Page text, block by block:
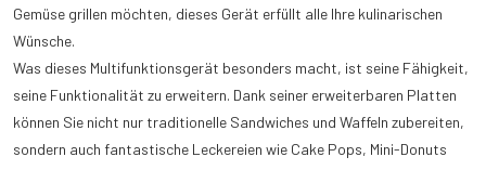
Gemüse grillen möchten, dieses Gerät erfüllt alle Ihre kulinarischen
Wünsche.
Was dieses Multifunktionsgerät besonders macht, ist seine Fähigkeit,
seine Funktionalität zu erweitern. Dank seiner erweiterbaren Platten
können Sie nicht nur traditionelle Sandwiches und Waffeln zubereiten,
sondern auch fantastische Leckereien wie Cake Pops, Mini-Donuts